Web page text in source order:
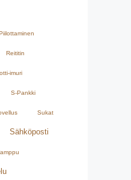
Reititin
imuri
S-Pankki
Sukat
Sähköposti